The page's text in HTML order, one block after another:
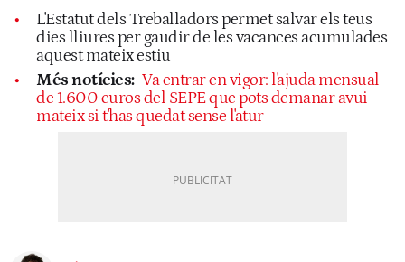
L'Estatut dels Treballadors permet salvar els teus
dies lliures per gaudir de les vacances acumulades
aquest mateix estiu
Més notícies: Va entrar en vigor: l'ajuda mensual
de 1.600 euros del SEPE que pots demanar avui
mateix si t'has quedat sense l'atur